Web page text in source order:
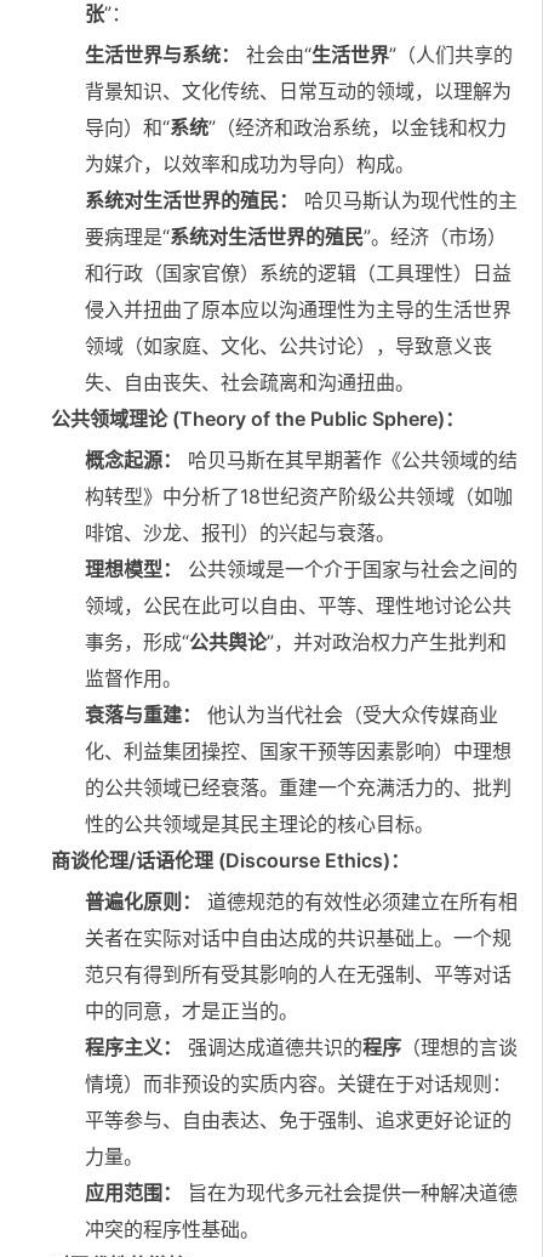
张”：
生活世界与系统：
社会由“生活世界”（人们共享的
背景知识、文化传统、日常互动的领域，以理解为
导向）和“系统”（经济和政治系统，以金钱和权力
为媒介，以效率和成功为导向）构成。
系统对生活世界的殖民：
哈贝马斯认为现代性的主
要病理是“系统对生活世界的殖民”。经济（市场）
和行政（国家官僚）系统的逻辑（工具理性）日益
侵入并扭曲了原本应以沟通理性为主导的生活世界
领域（如家庭、文化、公共讨论），导致意义丧
失、自由丧失、社会疏离和沟通扭曲。
公共领域理论 (Theory of the Public Sphere)：
概念起源：
哈贝马斯在其早期著作《公共领域的结
构转型》中分析了18世纪资产阶级公共领域（如咖
啡馆、沙龙、报刊）的兴起与衰落。
理想模型：
公共领域是一个介于国家与社会之间的
领域，公民在此可以自由、平等、理性地讨论公共
事务，形成“公共舆论”，并对政治权力产生批判和
监督作用。
衰落与重建：
他认为当代社会（受大众传媒商业
化、利益集团操控、国家干预等因素影响）中理想
的公共领域已经衰落。重建一个充满活力的、批判
性的公共领域是其民主理论的核心目标。
商谈伦理/话语伦理 (Discourse Ethics)：
普遍化原则：
道德规范的有效性必须建立在所有相
关者在实际对话中自由达成的共识基础上。一个规
范只有得到所有受其影响的人在无强制、平等对话
中的同意，才是正当的。
程序主义：
强调达成道德共识的程序（理想的言谈
情境）而非预设的实质内容。关键在于对话规则：
平等参与、自由表达、免于强制、追求更好论证的
力量。
应用范围：
旨在为现代多元社会提供一种解决道德
冲突的程序性基础。